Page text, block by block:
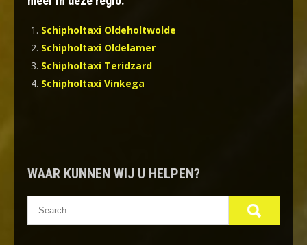
Schipholtaxi Oldeholtwolde
Schipholtaxi Oldelamer
Schipholtaxi Teridzard
Schipholtaxi Vinkega
WAAR KUNNEN WIJ U HELPEN?